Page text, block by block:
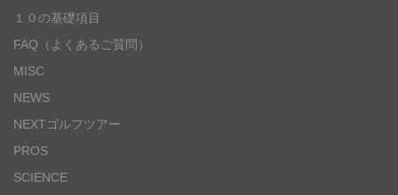
１０の基礎項目
FAQ（よくあるご質問）
MISC
NEWS
NEXTゴルフツアー
PROS
SCIENCE